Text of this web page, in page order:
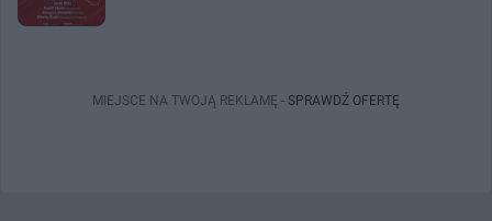
MIEJSCE NA TWOJĄ REKLAMĘ - SPRAWDŹ OFERTĘ